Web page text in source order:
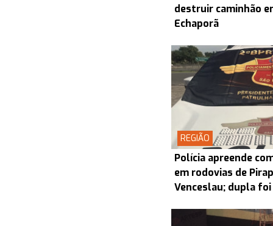
destruir caminhão
Echaporã
REGIÃO
Polícia apreende
em rodovias de
Venceslau; dupla